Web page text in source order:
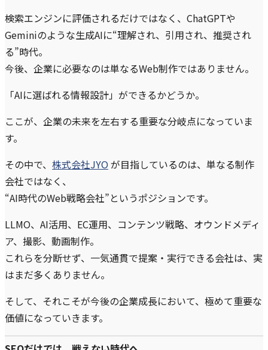
検索エンジンに評価されるだけではなく、ChatGPTや
Geminiのような生成AIに“理解され、引用され、推奨され
る”時代。
今後、企業に必要なのは単なるWeb制作ではありません。
「AIに選ばれる情報設計」ができるかどうか。
ここが、企業の未来を左右する重要な分岐点になっていま
す。
その中で、 株式会社JYO が目指しているのは、単なる制作
会社ではなく、
“AI時代のWeb戦略会社”というポジションです。
LLMO、AI活用、EC運用、コンテンツ戦略、オウンドメディ
ア、撮影、動画制作。
これらを分断せず、一気通貫で提案・実行できる会社は、実
はまだ多くありません。
そして、それこそが今後の企業成長において、極めて重要な
価値になっていきます。